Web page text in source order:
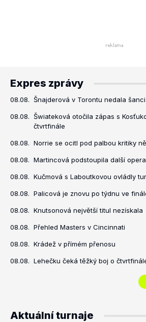
Expres zprávy
08.08. Šnajderová v Torontu nedala
08.08. Šwiateková otočila zápas s
čtvrtfinále
08.08. Norrie se ocitl pod palbou kritiky
08.08. Martincová podstoupila další
08.08. Kučmová s Laboutkovou ovládly
08.08. Palicová je znovu po týdnu ve
08.08. Knutsonová největší titul nezískala
08.08. Přehled Masters v Cincinnati
08.08. Krádež v přímém přenosu
08.08. Lehečku čeká těžký boj o
Aktuální turnaje